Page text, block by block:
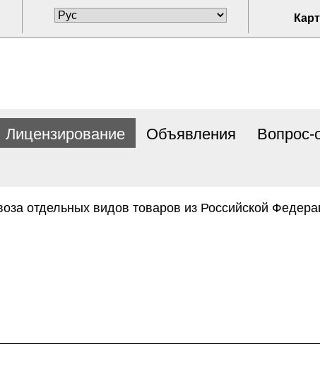
Лицензирование Объявления
Вопрос-
отдельных видов товаров из Российской